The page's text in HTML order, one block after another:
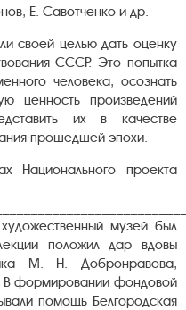
Е. Савотченко и др.
своей целью дать оценку
СССР. Это попытка
человека, осознать
ценность произведений
их в качестве
прошедшей эпохи.
Национального проекта
музей был
положил дар вдовы
М. Н. Добронравова,
В формировании фондовой
помощь Белгородская